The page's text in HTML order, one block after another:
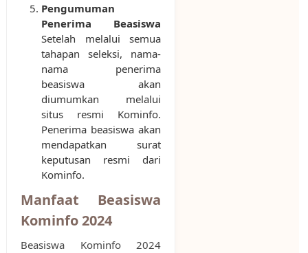
Pengumuman
Penerima Beasiswa
Setelah melalui semua
tahapan seleksi, nama-
nama penerima
beasiswa akan
diumumkan melalui
situs resmi Kominfo.
Penerima beasiswa akan
mendapatkan surat
keputusan resmi dari
Kominfo.
Manfaat Beasiswa
Kominfo 2024
Beasiswa Kominfo 2024